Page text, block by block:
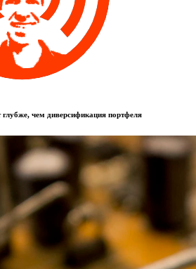
чем диверсификация портфеля